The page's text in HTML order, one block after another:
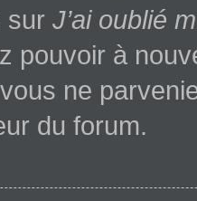
sur J’ai oublié
pouvoir à
ne
du forum.